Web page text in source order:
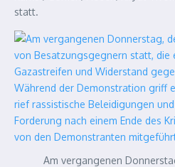
statt.
Am vergangenen